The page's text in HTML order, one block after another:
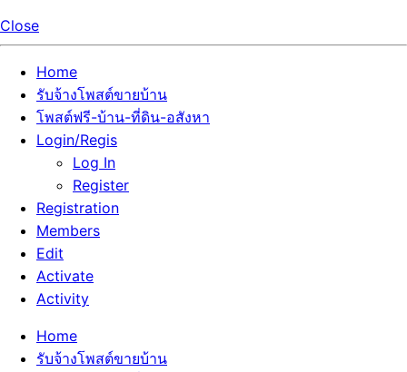
Close
Home
รับจ้างโพสต์ขายบ้าน
โพสต์ฟรี-บ้าน-ที่ดิน-อสังหา
Login/Regis
Log In
Register
Registration
Members
Edit
Activate
Activity
Home
รับจ้างโพสต์ขายบ้าน